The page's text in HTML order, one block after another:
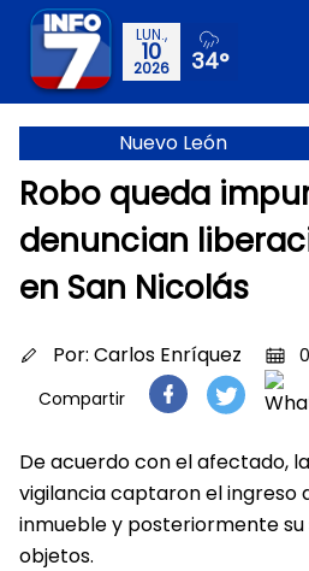
LUN.,
10
2026 34°
Nuevo León
Robo queda
denuncian
en San Nicolás
Por: Carlos Enríquez
Compartir
De acuerdo con el afectado,
vigilancia captaron el ingreso
inmueble y posteriormente su
objetos.